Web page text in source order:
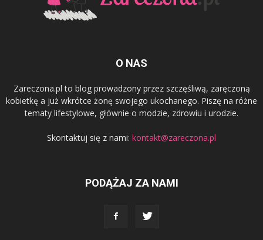
O NAS
Zareczona.pl to blog prowadzony przez szczęśliwą, zaręczoną
kobietkę a już wkrótce żonę swojego ukochanego. Piszę na różne
tematy lifestylowe, głównie o modzie, zdrowiu i urodzie.
Skontaktuj się z nami: kontakt@zareczona.pl
PODĄŻAJ ZA NAMI